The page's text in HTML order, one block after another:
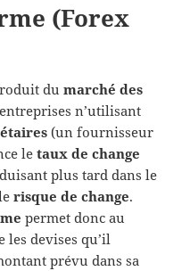
(Forex
dumarché des
n’utilisant
(un fournisseur
letaux de change
plus tard dans le
risque de change.
permet donc au
les devises qu’il
prévu dans sa